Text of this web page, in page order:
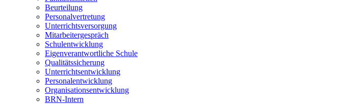
Beurteilung
Personalvertretung
Unterrichtsversorgung
Mitarbeitergespräch
Schulentwicklung
Eigenverantwortliche Schule
Qualitätssicherung
Unterrichtsentwicklung
Personalentwicklung
Organisationsentwicklung
BRN-Intern